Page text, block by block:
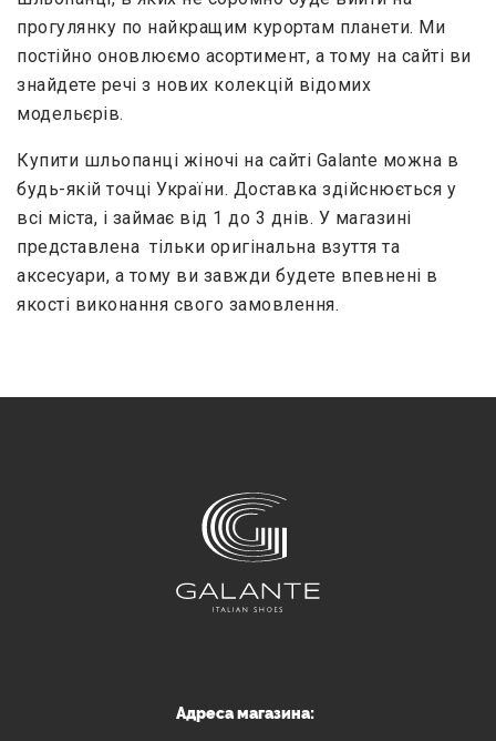
прогулянку по найкращим курортам планети. Ми
постійно оновлюємо асортимент, а тому на сайті ви
знайдете речі з нових колекцій відомих
модельєрів.
Купити шльопанці жіночі на сайті Galante можна в
будь-якій точці України. Доставка здійснюється у
всі міста, і займає від 1 до 3 днів. У магазині
представлена ​ тільки оригінальна взуття та
аксесуари, а тому ви завжди будете впевнені в
якості виконання свого замовлення.
Адреса магазина: